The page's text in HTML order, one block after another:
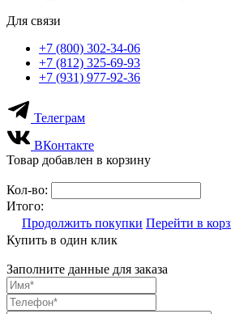
Для связи
+7 (800) 302-34-06
+7 (812) 325-69-93
+7 (931) 977-92-36
Телеграм
ВКонтакте
Товар добавлен в корзину
Кол-во:
Итого:
Продолжить покупки Перейти в
Купить в один клик
Заполните данные для заказа